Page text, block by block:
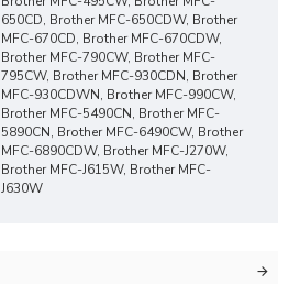
650CD, Brother MFC-650CDW, Brother
MFC-670CD, Brother MFC-670CDW,
Brother MFC-790CW, Brother MFC-
795CW, Brother MFC-930CDN, Brother
MFC-930CDWN, Brother MFC-990CW,
Brother MFC-5490CN, Brother MFC-
5890CN, Brother MFC-6490CW, Brother
MFC-6890CDW, Brother MFC-J270W,
Brother MFC-J615W, Brother MFC-
J630W